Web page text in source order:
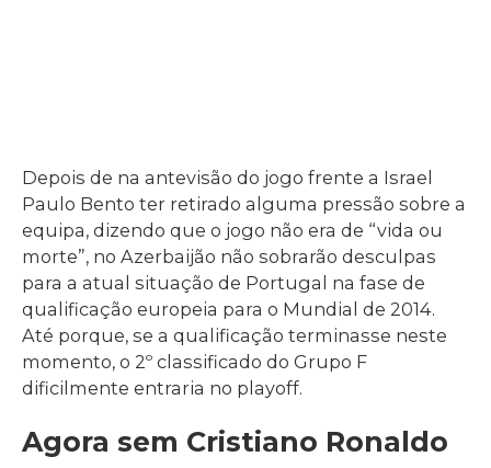
Depois de na antevisão do jogo frente a Israel
Paulo Bento ter retirado alguma pressão sobre a
equipa, dizendo que o jogo não era de “vida ou
morte”, no Azerbaijão não sobrarão desculpas
para a atual situação de Portugal na fase de
qualificação europeia para o Mundial de 2014.
Até porque, se a qualificação terminasse neste
momento, o 2º classificado do Grupo F
dificilmente entraria no playoff.
Agora sem Cristiano Ronaldo